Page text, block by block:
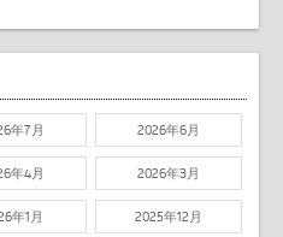
年7月 2026年6月
年4月 2026年3月
年1月 2025年12月